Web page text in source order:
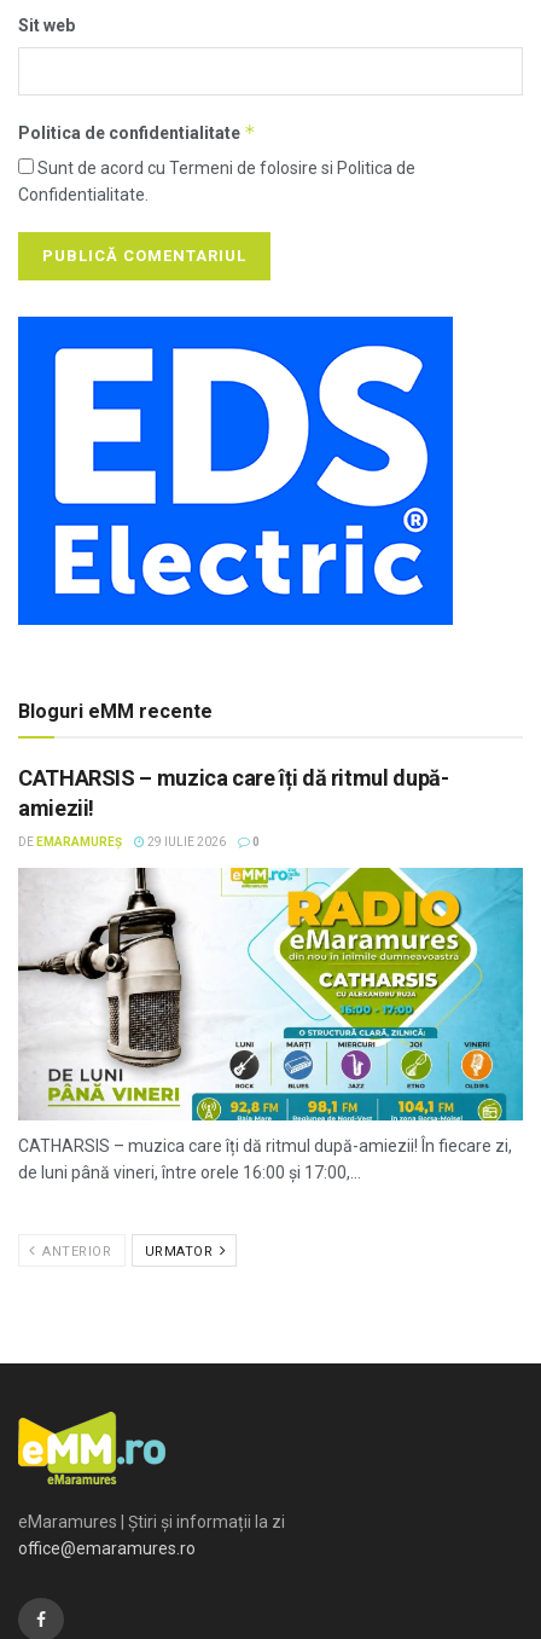
Sit web
Politica de confidentialitate *
Sunt de acord cu Termeni de folosire si Politica de
Confidentialitate.
Bloguri eMM recente
CATHARSIS – muzica care îți dă ritmul după-
amiezii!
DE EMARAMUREȘ 29 IULIE 2026 0
CATHARSIS – muzica care îți dă ritmul după-amiezii! În fiecare zi,
de luni până vineri, între orele 16:00 și 17:00,...
ANTERIOR URMATOR
eMaramures | Știri și informații la zi
office@emaramures.ro